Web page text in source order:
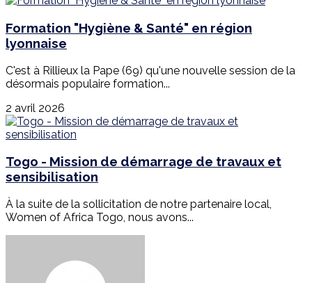
Formation "Hygiène & Santé" en région
lyonnaise
C'est à Rillieux la Pape (69) qu'une nouvelle session de la
désormais populaire formation...
2 avril 2026
Togo - Mission de démarrage de travaux et
sensibilisation
À la suite de la sollicitation de notre partenaire local,
Women of Africa Togo, nous avons...